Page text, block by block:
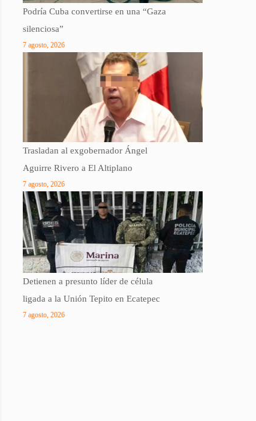
Podría Cuba convertirse en una “Gaza
silenciosa”
7 agosto, 2026
Trasladan al exgobernador Ángel
Aguirre Rivero a El Altiplano
7 agosto, 2026
Detienen a presunto líder de célula
ligada a la Unión Tepito en Ecatepec
7 agosto, 2026